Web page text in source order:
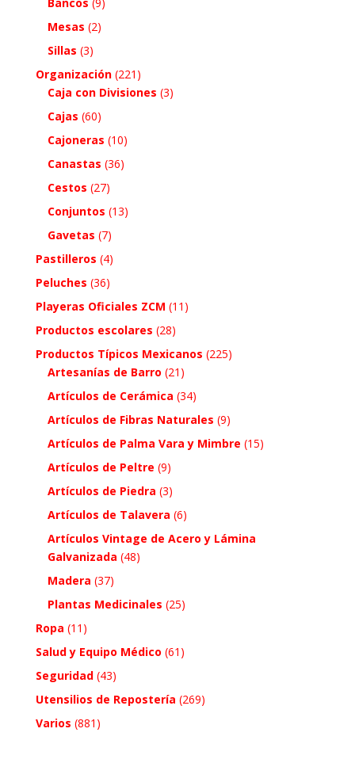
Bancos (9)
Mesas (2)
Sillas (3)
Organización (221)
Caja con Divisiones (3)
Cajas (60)
Cajoneras (10)
Canastas (36)
Cestos (27)
Conjuntos (13)
Gavetas (7)
Pastilleros (4)
Peluches (36)
Playeras Oficiales ZCM (11)
Productos escolares (28)
Productos Típicos Mexicanos (225)
Artesanías de Barro (21)
Artículos de Cerámica (34)
Artículos de Fibras Naturales (9)
Artículos de Palma Vara y Mimbre (15)
Artículos de Peltre (9)
Artículos de Piedra (3)
Artículos de Talavera (6)
Artículos Vintage de Acero y Lámina
Galvanizada (48)
Madera (37)
Plantas Medicinales (25)
Ropa (11)
Salud y Equipo Médico (61)
Seguridad (43)
Utensilios de Repostería (269)
Varios (881)